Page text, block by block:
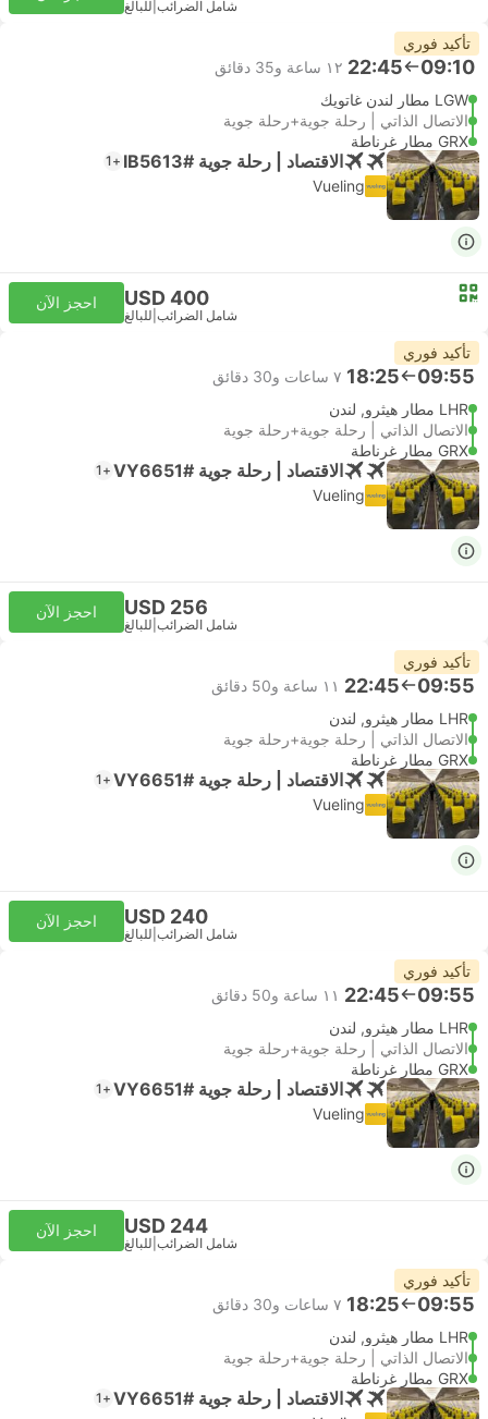
شامل الضرائب للبالغ
تأكيد فوري
09:10
22:45 ١٢ ساعة و‫35 دقائق
LGW مطار لندن غاتويك
الاتصال الذاتي | رحلة جوية+رحلة جوية
GRX مطار غرناطة
الاقتصاد | رحلة جوية #IB5613 +1
Vueling
USD 400
شامل الضرائب للبالغ
احجز الآن
تأكيد فوري
09:55
18:25 ٧ ساعات و‫30 دقائق
LHR مطار هيثرو, لندن
الاتصال الذاتي | رحلة جوية+رحلة جوية
GRX مطار غرناطة
الاقتصاد | رحلة جوية #VY6651 +1
Vueling
USD 256
شامل الضرائب للبالغ
احجز الآن
تأكيد فوري
09:55
22:45 ١١ ساعة و‫50 دقائق
LHR مطار هيثرو, لندن
الاتصال الذاتي | رحلة جوية+رحلة جوية
GRX مطار غرناطة
الاقتصاد | رحلة جوية #VY6651 +1
Vueling
USD 240
شامل الضرائب للبالغ
احجز الآن
تأكيد فوري
09:55
22:45 ١١ ساعة و‫50 دقائق
LHR مطار هيثرو, لندن
الاتصال الذاتي | رحلة جوية+رحلة جوية
GRX مطار غرناطة
الاقتصاد | رحلة جوية #VY6651 +1
Vueling
USD 244
شامل الضرائب للبالغ
احجز الآن
تأكيد فوري
09:55
18:25 ٧ ساعات و‫30 دقائق
LHR مطار هيثرو, لندن
الاتصال الذاتي | رحلة جوية+رحلة جوية
GRX مطار غرناطة
الاقتصاد | رحلة جوية #VY6651 +1